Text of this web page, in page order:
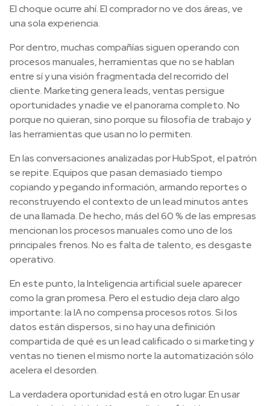
El choque ocurre ahí. El comprador no ve dos áreas, ve
una sola experiencia.
Por dentro, muchas compañías siguen operando con
procesos manuales, herramientas que no se hablan
entre sí y una visión fragmentada del recorrido del
cliente. Marketing genera leads, ventas persigue
oportunidades y nadie ve el panorama completo. No
porque no quieran, sino porque su filosofía de trabajo y
las herramientas que usan no lo permiten.
En las conversaciones analizadas por HubSpot, el patrón
se repite. Equipos que pasan demasiado tiempo
copiando y pegando información, armando reportes o
reconstruyendo el contexto de un lead minutos antes
de una llamada. De hecho, más del 60 % de las empresas
mencionan los procesos manuales como uno de los
principales frenos. No es falta de talento, es desgaste
operativo.
En este punto, la Inteligencia artificial suele aparecer
como la gran promesa. Pero el estudio deja claro algo
importante: la IA no compensa procesos rotos. Si los
datos están dispersos, si no hay una definición
compartida de qué es un lead calificado o si marketing y
ventas no tienen el mismo norte la automatización sólo
acelera el desorden.
La verdadera oportunidad está en otro lugar. En usar